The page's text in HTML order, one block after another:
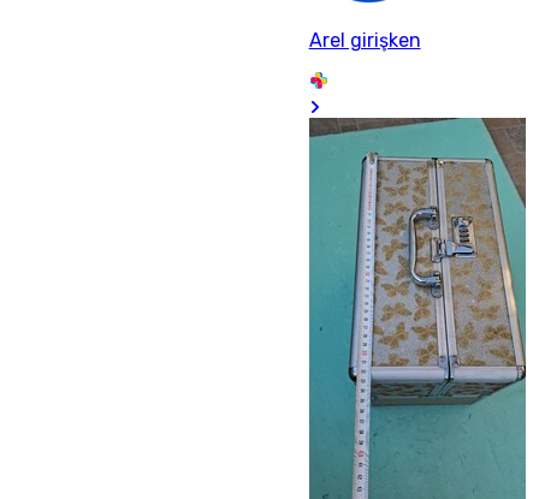
Arel girişken